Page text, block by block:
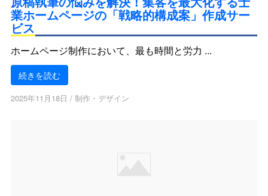
業ホームページの「戦略的構成案」作成サー
ビス
ホームページ制作において、最も時間と労力 ...
続きを読む
2025年11月18日 / 制作・デザイン